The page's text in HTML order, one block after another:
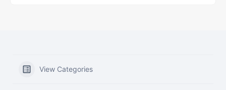
View Categories